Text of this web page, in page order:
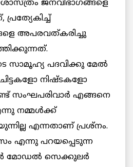
ജനവിഭാഗങ്ങളെ
അപരവത്കരിച്ചു
സാമൂഹ്യ പദവിക്കു മേൽ
നിഷ്ടകളോ
സംഘപരിവാർ എങ്ങനെ
നമ്മൾക്ക്
എന്നതാണ് പ്രശ്നം.
എന്നു പറയപ്പെടുന്ന
മോഡൽ സെക്കുലർ